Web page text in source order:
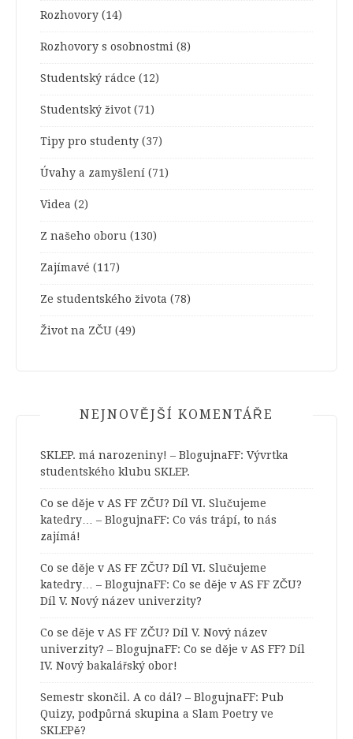
Rozhovory (14)
Rozhovory s osobnostmi (8)
Studentský rádce (12)
Studentský život (71)
Tipy pro studenty (37)
Úvahy a zamyšlení (71)
Videa (2)
Z našeho oboru (130)
Zajímavé (117)
Ze studentského života (78)
Život na ZČU (49)
NEJNOVĚJŠÍ KOMENTÁŘE
SKLEP. má narozeniny! – BlogujnaFF: Vývrtka
studentského klubu SKLEP.
Co se děje v AS FF ZČU? Díl VI. Slučujeme
katedry… – BlogujnaFF: Co vás trápí, to nás
zajímá!
Co se děje v AS FF ZČU? Díl VI. Slučujeme
katedry… – BlogujnaFF: Co se děje v AS FF ZČU?
Díl V. Nový název univerzity?
Co se děje v AS FF ZČU? Díl V. Nový název
univerzity? – BlogujnaFF: Co se děje v AS FF? Díl
IV. Nový bakalářský obor!
Semestr skončil. A co dál? – BlogujnaFF: Pub
Quizy, podpůrná skupina a Slam Poetry ve
SKLEPě?